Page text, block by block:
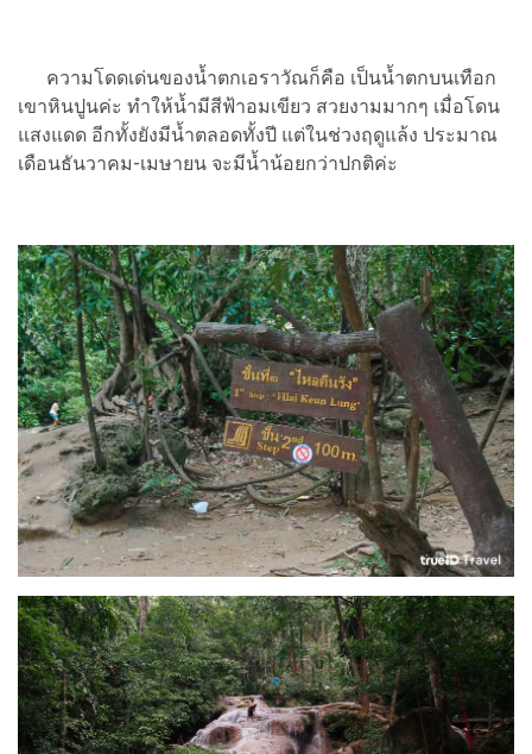
ความโดดเด่นของน้ำตกเอราวัณก็คือ เป็นน้ำตกบนเทือก
เขาหินปูนค่ะ ทำให้น้ำมีสีฟ้าอมเขียว สวยงามมากๆ เมื่อโดน
แสงแดด อีกทั้งยังมีน้ำตลอดทั้งปี แต่ในช่วงฤดูแล้ง ประมาณ
เดือนธันวาคม-เมษายน จะมีน้ำน้อยกว่าปกติค่ะ